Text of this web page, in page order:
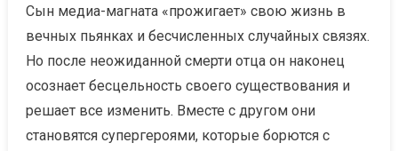
Сын медиа-магната «прожигает» свою жизнь в
вечных пьянках и бесчисленных случайных связях.
Но после неожиданной смерти отца он наконец
осознает бесцельность своего существования и
решает все изменить. Вместе с другом они
становятся супергероями, которые борются с